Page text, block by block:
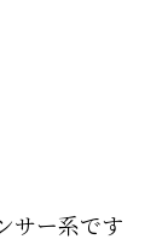
サー系です